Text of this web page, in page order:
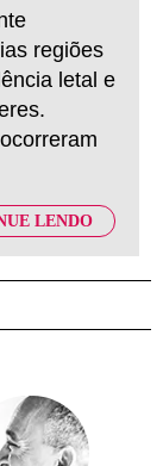
regiões
letal e
LENDO